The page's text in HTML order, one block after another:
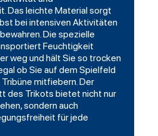
Das leichte Material sorgt
bei intensiven Aktivitäten
Die spezielle
Feuchtigkeit
weg und hält Sie so trocken
ob Sie auf dem Spielfeld
mitfiebern. Der
des Trikots bietet nicht nur
sondern auch
für jede